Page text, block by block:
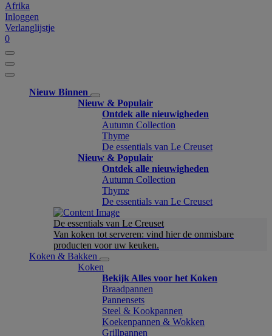
Afrika
Inloggen
Verlanglijstje
0
Nieuw Binnen
Nieuw & Populair
Ontdek alle nieuwigheden
Autumn Collection
Thyme
De essentials van Le Creuset
Nieuw & Populair
Ontdek alle nieuwigheden
Autumn Collection
Thyme
De essentials van Le Creuset
De essentials van Le Creuset
Van koken tot serveren: vind hier de onmisbare
producten voor uw keuken.
Koken & Bakken
Koken
Bekijk Alles voor het Koken
Braadpannen
Pannensets
Steel & Kookpannen
Koekenpannen & Wokken
Grillpannen